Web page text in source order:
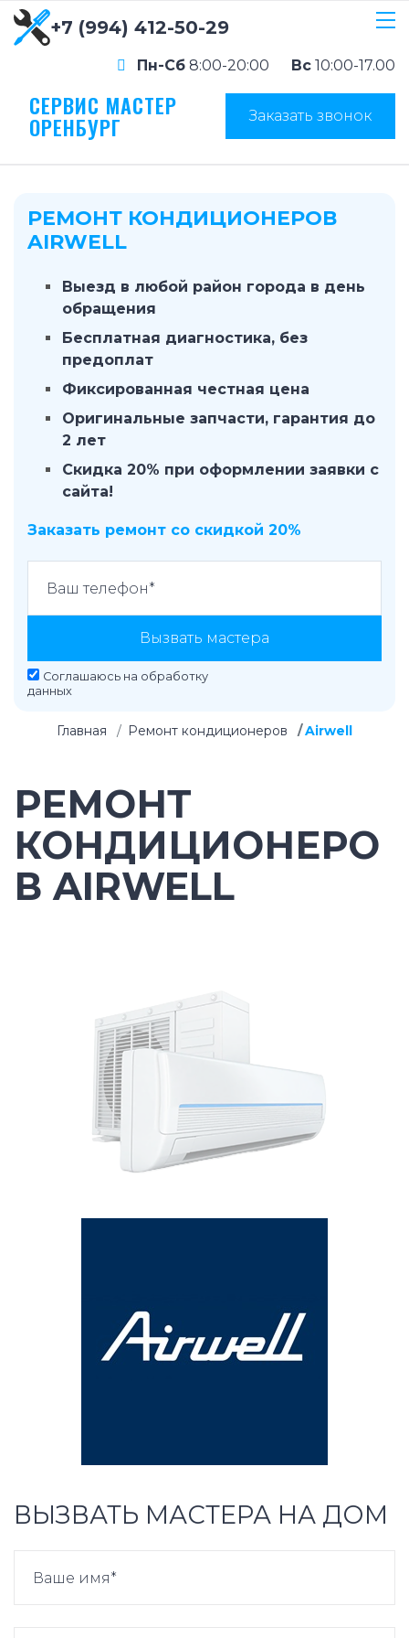
+7 (994) 412-50-29
Пн-Сб 8:00-20:00 Вс 10:00-17.00
СЕРВИС МАСТЕР
ОРЕНБУРГ Заказать звонок
РЕМОНТ КОНДИЦИОНЕРОВ
AIRWELL
Выезд в любой район города в день
обращения
Бесплатная диагностика, без
предоплат
Фиксированная честная цена
Оригинальные запчасти, гарантия до
2 лет
Скидка 20% при оформлении заявки с
сайта!
Заказать ремонт со скидкой 20%
Вызвать мастера
Соглашаюсь на обработку
данных
Главная Ремонт кондиционеров Airwell
РЕМОНТ
КОНДИЦИОНЕРО
В AIRWELL
ВЫЗВАТЬ МАСТЕРА НА ДОМ